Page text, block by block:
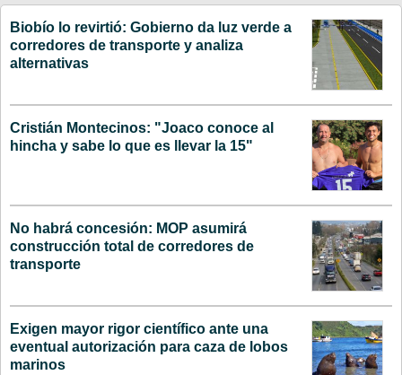
Biobío lo revirtió: Gobierno da luz verde a
corredores de transporte y analiza
alternativas
Cristián Montecinos: "Joaco conoce al
hincha y sabe lo que es llevar la 15"
No habrá concesión: MOP asumirá
construcción total de corredores de
transporte
Exigen mayor rigor científico ante una
eventual autorización para caza de lobos
marinos